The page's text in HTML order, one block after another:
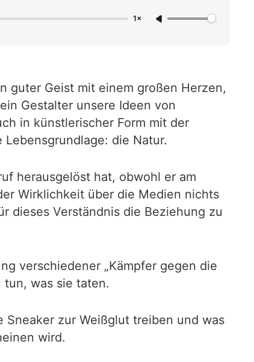
1×
guter Geist mit einem großen Herzen,
Gestalter unsere Ideen von
in künstlerischer Form mit der
die Natur.
herausgelöst hat, obwohl er am
Wirklichkeit über die Medien nichts
dieses Verständnis die Beziehung zu
verschiedener „Kämpfer gegen die
was sie taten.
zur Weißglut treiben und was
wird.